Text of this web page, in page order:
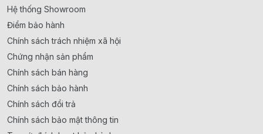
Hệ thống Showroom
Điểm bảo hành
Chính sách trách nhiệm xã hội
Chứng nhận sản phẩm
Chính sách bán hàng
Chính sách bảo hành
Chính sách đổi trả
Chính sách bảo mật thông tin